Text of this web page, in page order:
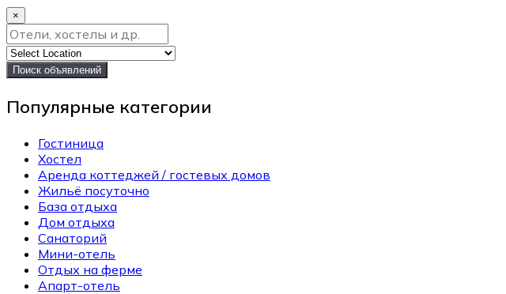
×
Поиск объявлений
Популярные категории
Гостиница
Хостел
Аренда коттеджей / гостевых домов
Жильё посуточно
База отдыха
Дом отдыха
Санаторий
Мини-отель
Отдых на ферме
Апарт-отель